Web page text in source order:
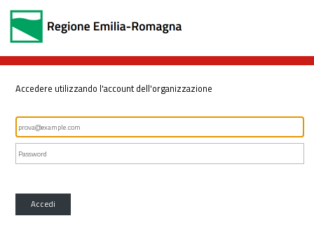
Accedere utilizzando l'account dell'organizzazione
Accedi